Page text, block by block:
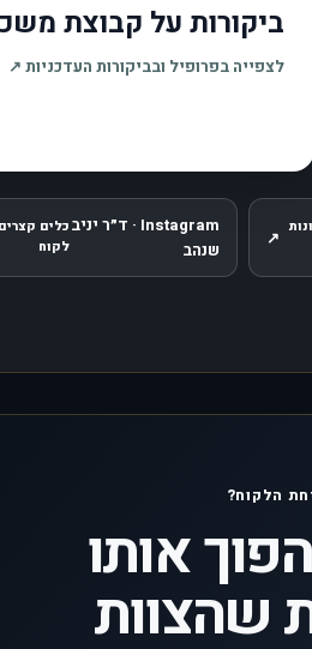
ביקורות על קבוצת
לצפייה בפרופיל ובביקורות העדכניות ↗
↗
Instagram · ד״ר יניב
שנהב
כלים
לקוח
, נפתח בחלון חדש
הלקוח?
אותו
שהצוות